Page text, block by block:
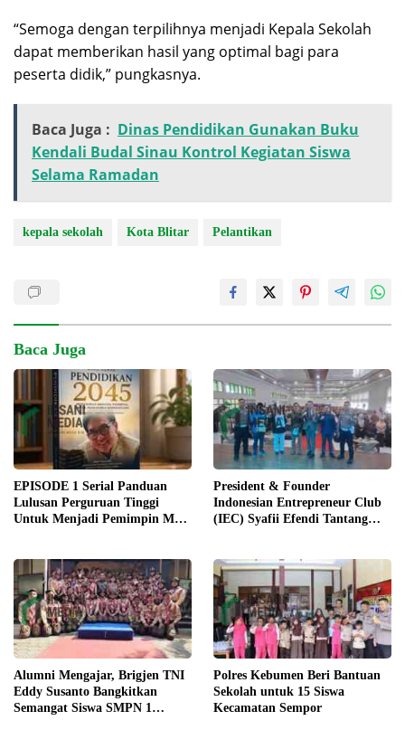
“Semoga dengan terpilihnya menjadi Kepala Sekolah
dapat memberikan hasil yang optimal bagi para
peserta didik,” pungkasnya.
Baca Juga : Dinas Pendidikan Gunakan Buku
Kendali Budal Sinau Kontrol Kegiatan Siswa
Selama Ramadan
kepala sekolah Kota Blitar Pelantikan
Baca Juga
EPISODE 1 Serial Panduan
Lulusan Perguruan Tinggi
Untuk Menjadi Pemimpin Masa
President & Founder
Indonesian Entrepreneur Club
(IEC) Syafii Efendi Tantang
Alumni Mengajar, Brigjen TNI
Eddy Susanto Bangkitkan
Semangat Siswa SMPN 1
Polres Kebumen Beri Bantuan
Sekolah untuk 15 Siswa
Kecamatan Sempor